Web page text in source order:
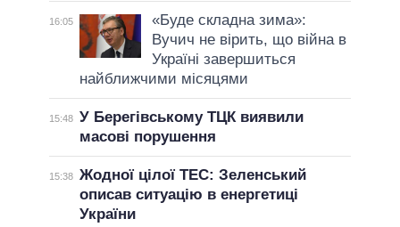
16:05
«Буде складна зима»:
Вучич не вірить, що війна в
Україні завершиться
найближчими місяцями
15:48 У Берегівському ТЦК виявили
масові порушення
15:38 Жодної цілої ТЕС: Зеленський
описав ситуацію в енергетиці
України